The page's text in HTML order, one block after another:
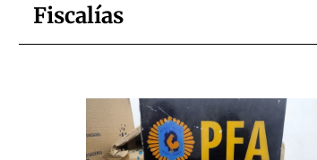
Fiscalías